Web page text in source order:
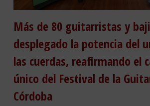
Más de 80 guitarristas y
desplegado la potencia del
las cuerdas, reafirmando el
único del Festival de la
Córdoba